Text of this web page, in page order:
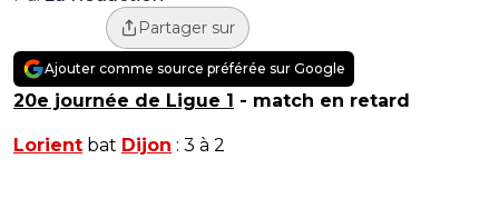
Partager sur
Ajouter comme source préférée sur Google
20e journée de Ligue 1 - match en retard
Lorient bat Dijon : 3 à 2